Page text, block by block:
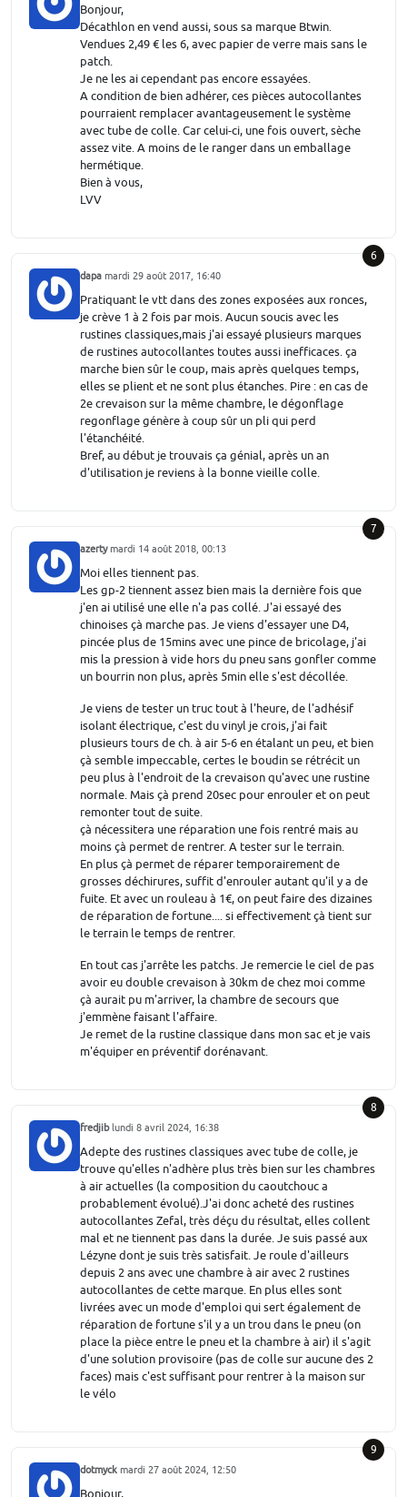
Bonjour,
Décathlon en vend aussi, sous sa marque Btwin.
Vendues 2,49 € les 6, avec papier de verre mais sans le
patch.
Je ne les ai cependant pas encore essayées.
A condition de bien adhérer, ces pièces autocollantes
pourraient remplacer avantageusement le système
avec tube de colle. Car celui-ci, une fois ouvert, sèche
assez vite. A moins de le ranger dans un emballage
hermétique.
Bien à vous,
LVV
6
dapa mardi 29 août 2017, 16:40
Pratiquant le vtt dans des zones exposées aux ronces,
je crève 1 à 2 fois par mois. Aucun soucis avec les
rustines classiques,mais j'ai essayé plusieurs marques
de rustines autocollantes toutes aussi inefficaces. ça
marche bien sûr le coup, mais après quelques temps,
elles se plient et ne sont plus étanches. Pire : en cas de
2e crevaison sur la même chambre, le dégonflage
regonflage génère à coup sûr un pli qui perd
l'étanchéité.
Bref, au début je trouvais ça génial, après un an
d'utilisation je reviens à la bonne vieille colle.
7
azertymardi 14 août 2018, 00:13
Moi elles tiennent pas.
Les gp-2 tiennent assez bien mais la dernière fois que
j'en ai utilisé une elle n'a pas collé. J'ai essayé des
chinoises çà marche pas. Je viens d'essayer une D4,
pincée plus de 15mins avec une pince de bricolage, j'ai
mis la pression à vide hors du pneu sans gonfler comme
un bourrin non plus, après 5min elle s'est décollée.
Je viens de tester un truc tout à l'heure, de l'adhésif
isolant électrique, c'est du vinyl je crois, j'ai fait
plusieurs tours de ch. à air 5-6 en étalant un peu, et bien
çà semble impeccable, certes le boudin se rétrécit un
peu plus à l'endroit de la crevaison qu'avec une rustine
normale. Mais çà prend 20sec pour enrouler et on peut
remonter tout de suite.
çà nécessitera une réparation une fois rentré mais au
moins çà permet de rentrer. A tester sur le terrain.
En plus çà permet de réparer temporairement de
grosses déchirures, suffit d'enrouler autant qu'il y a de
fuite. Et avec un rouleau à 1€, on peut faire des dizaines
de réparation de fortune.... si effectivement çà tient sur
le terrain le temps de rentrer.
En tout cas j'arrête les patchs. Je remercie le ciel de pas
avoir eu double crevaison à 30km de chez moi comme
çà aurait pu m'arriver, la chambre de secours que
j'emmène faisant l'affaire.
Je remet de la rustine classique dans mon sac et je vais
m'équiper en préventif dorénavant.
8
fredjiblundi 8 avril 2024, 16:38
Adepte des rustines classiques avec tube de colle, je
trouve qu'elles n'adhère plus très bien sur les chambres
à air actuelles (la composition du caoutchouc a
probablement évolué).J'ai donc acheté des rustines
autocollantes Zefal, très déçu du résultat, elles collent
mal et ne tiennent pas dans la durée. Je suis passé aux
Lézyne dont je suis très satisfait. Je roule d'ailleurs
depuis 2 ans avec une chambre à air avec 2 rustines
autocollantes de cette marque. En plus elles sont
livrées avec un mode d'emploi qui sert également de
réparation de fortune s'il y a un trou dans le pneu (on
place la pièce entre le pneu et la chambre à air) il s'agit
d'une solution provisoire (pas de colle sur aucune des 2
faces) mais c'est suffisant pour rentrer à la maison sur
le vélo
9
dotmyck mardi 27 août 2024, 12:50
Bonjour,